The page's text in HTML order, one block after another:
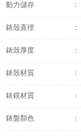
動力儲存 ：
錶殼直徑 ：
錶殼厚度 ：
錶殼材質 ：
錶鏡材質 ：
錶盤顏色 ：